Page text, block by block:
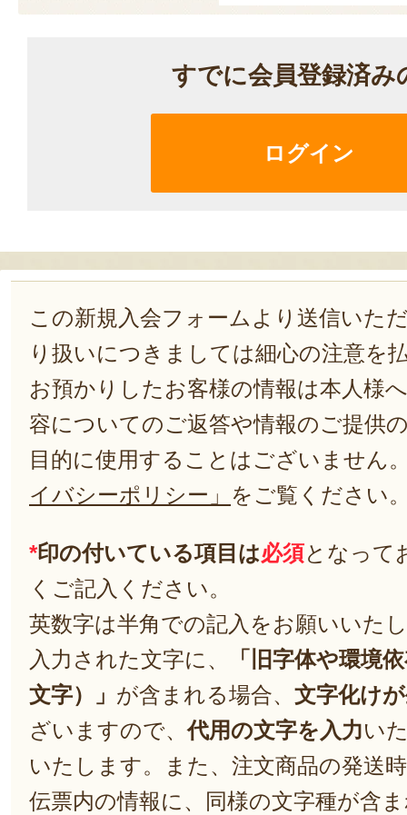
すでに会員登録済み
ログイン
この新規入会フォームより送信いた
り扱いにつきましては細心の注意を
お預かりしたお客様の情報は本人様
容についてのご返答や情報のご提供
目的に使用することはございません
イバシーポリシー」 をご覧ください
*印の付いている項目は必須となって
くご記入ください。
英数字は半角での記入をお願いいた
入力された文字に、
「旧字体や環境
文字）」 が含まれる場合、 文字化け
ざいますので、代用の文字を入力い
いたします。また、注文商品の発送
伝票内の情報に、同様の文字種が含